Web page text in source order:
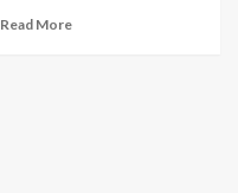
Read More